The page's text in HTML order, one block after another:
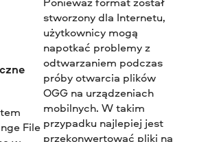
File
stworzony dla Internetu,
użytkownicy mogą
napotkać problemy z
odtwarzaniem podczas
próby otwarcia plików
OGG na urządzeniach
mobilnych. W takim
przypadku najlepiej jest
przekonwertować pliki na